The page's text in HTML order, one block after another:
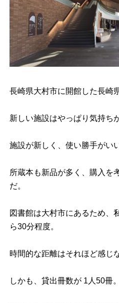
長崎県大村市に開館した長崎
新しい施設はやっぱり気持ち
施設が新しく、使い勝手がいい
所蔵本も新品が多く、購入を
だ。
図書館は大村市にあるため、
ら30分程度。
時間的な距離はそれほど感じ
しかも、貸出冊数が 1人50冊。